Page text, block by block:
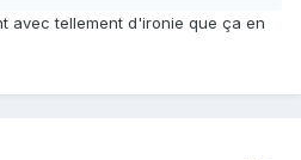
avec tellement d'ironie que ça en